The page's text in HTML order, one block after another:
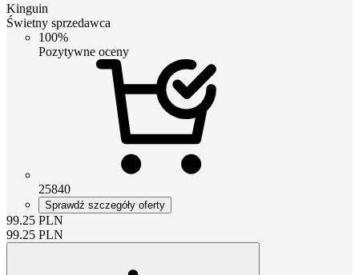
Kinguin
Świetny sprzedawca
100%
Pozytywne oceny
25840
Sprawdź szczegóły oferty
99.25 PLN
99.25 PLN